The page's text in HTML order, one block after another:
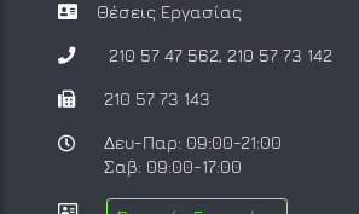
Θέσεις Εργασίας
210 57 47 562, 210 57 73 142
210 57 73 143
Δευ-Παρ: 09:00-21:00
Σαβ: 09:00-17:00